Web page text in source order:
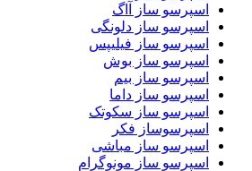
اسپرسو ساز آاگ
اسپرسو ساز دلونگی
اسپرسو ساز فیلیپس
اسپرسو ساز بوش
اسپرسو ساز بیم
اسپرسو ساز داما
اسپرسو ساز سکوتک
اسپرسوساز فکر
اسپرسو ساز مباشی
اسپرسو ساز مونوگرام